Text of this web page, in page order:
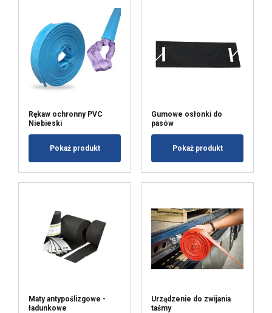
Rękaw ochronny PVC
Niebieski
Pokaż produkt
Gumowe osłonki do
pasów
Pokaż produkt
Maty antypoślizgowe -
ładunkowe
Urządzenie do zwijania
taśmy